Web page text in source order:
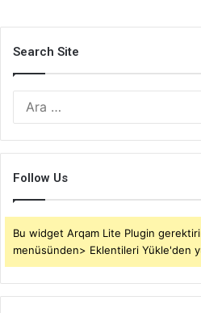
Search Site
Follow Us
Bu widget Arqam Lite Plugin
menüsünden> Eklentileri Yükle'den